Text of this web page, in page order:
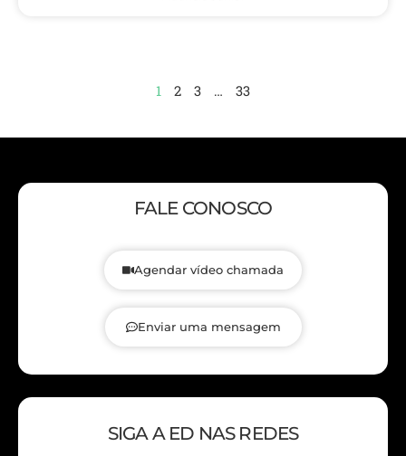
1 2 3 … 33
FALE CONOSCO
Agendar vídeo chamada
Enviar uma mensagem
SIGA A ED NAS REDES